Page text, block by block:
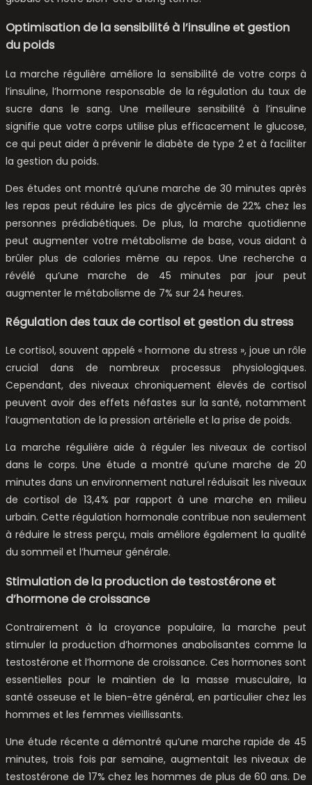
Optimisation de la sensibilité à l’insuline et gestion
du poids
La marche régulière améliore la sensibilité de votre corps à
l’insuline, l’hormone responsable de la régulation du taux de
sucre dans le sang. Une meilleure sensibilité à l’insuline
signifie que votre corps utilise plus efficacement le glucose,
ce qui peut aider à prévenir le diabète de type 2 et à faciliter
la gestion du poids.
Des études ont montré qu’une marche de 30 minutes après
les repas peut réduire les pics de glycémie de 22% chez les
personnes prédiabétiques. De plus, la marche quotidienne
peut augmenter votre métabolisme de base, vous aidant à
brûler plus de calories même au repos. Une recherche a
révélé qu’une marche de 45 minutes par jour peut
augmenter le métabolisme de 7% sur 24 heures.
Régulation des taux de cortisol et gestion du stress
Le cortisol, souvent appelé « hormone du stress », joue un rôle
crucial dans de nombreux processus physiologiques.
Cependant, des niveaux chroniquement élevés de cortisol
peuvent avoir des effets néfastes sur la santé, notamment
l’augmentation de la pression artérielle et la prise de poids.
La marche régulière aide à réguler les niveaux de cortisol
dans le corps. Une étude a montré qu’une marche de 20
minutes dans un environnement naturel réduisait les niveaux
de cortisol de 13,4% par rapport à une marche en milieu
urbain. Cette régulation hormonale contribue non seulement
à réduire le stress perçu, mais améliore également la qualité
du sommeil et l’humeur générale.
Stimulation de la production de testostérone et
d’hormone de croissance
Contrairement à la croyance populaire, la marche peut
stimuler la production d’hormones anabolisantes comme la
testostérone et l’hormone de croissance. Ces hormones sont
essentielles pour le maintien de la masse musculaire, la
santé osseuse et le bien-être général, en particulier chez les
hommes et les femmes vieillissants.
Une étude récente a démontré qu’une marche rapide de 45
minutes, trois fois par semaine, augmentait les niveaux de
testostérone de 17% chez les hommes de plus de 60 ans. De